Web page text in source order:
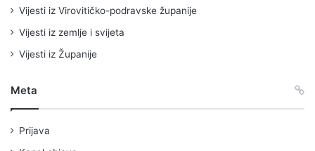
Vijesti iz Virovitičko-podravske županije
Vijesti iz zemlje i svijeta
Vijesti iz Županije
Meta
Prijava